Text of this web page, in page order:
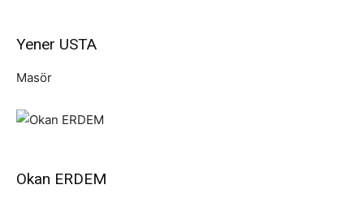
Yener USTA
Masör
Okan ERDEM